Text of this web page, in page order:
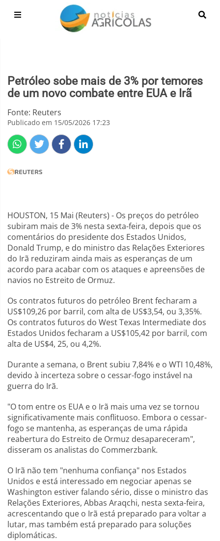
Petróleo sobe mais de 3% por temores
de um novo combate entre EUA e Irã
Fonte: Reuters
Publicado em 15/05/2026 17:23
HOUSTON, 15 Mai (Reuters) - Os preços do petróleo
subiram mais de 3% nesta sexta-feira, depois que os
comentários do presidente dos Estados Unidos,
Donald Trump, e do ministro das Relações Exteriores
do Irã reduziram ainda mais as esperanças de um
acordo para acabar com os ataques e apreensões de
navios no Estreito de Ormuz.
Os contratos futuros do petróleo Brent fecharam a
US$109,26 por barril, com alta de US$3,54, ou 3,35%.
Os contratos futuros do West Texas Intermediate dos
Estados Unidos fecharam a US$105,42 por barril, com
alta de US$4, 25, ou 4,2%.
Durante a semana, o Brent subiu 7,84% e o WTI 10,48%,
devido à incerteza sobre o cessar-fogo instável na
guerra do Irã.
"O tom entre os EUA e o Irã mais uma vez se tornou
significativamente mais conflituoso. Embora o cessar-
fogo se mantenha, as esperanças de uma rápida
reabertura do Estreito de Ormuz desapareceram",
disseram os analistas do Commerzbank.
O Irã não tem "nenhuma confiança" nos Estados
Unidos e está interessado em negociar apenas se
Washington estiver falando sério, disse o ministro das
Relações Exteriores, Abbas Araqchi, nesta sexta-feira,
acrescentando que o Irã está preparado para voltar a
lutar, mas também está preparado para soluções
diplomáticas.